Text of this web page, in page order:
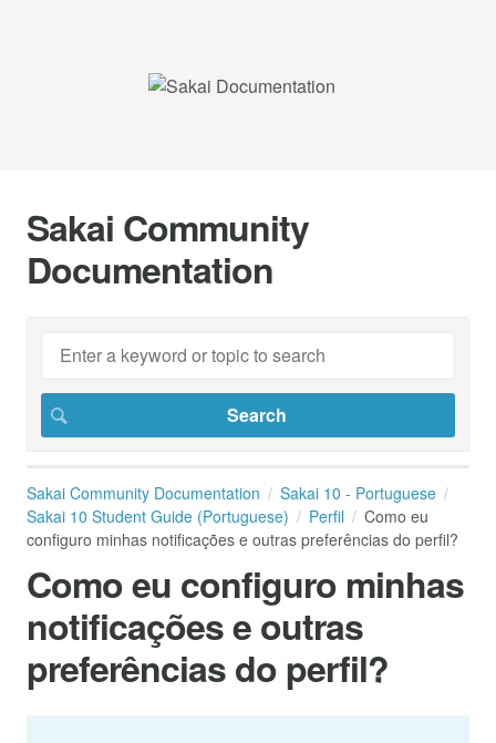
Sakai Community
Documentation
Sakai Community Documentation
Sakai 10 - Portuguese
Sakai 10 Student Guide (Portuguese)
Perfil
Como eu
configuro minhas notificações e outras preferências do perfil?
Como eu configuro minhas
notificações e outras
preferências do perfil?